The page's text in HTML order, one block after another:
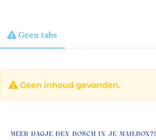
Geen tabs
Geen inhoud gevonden.
MEER DAGJE DEN BOSCH IN JE MAILBOX?!